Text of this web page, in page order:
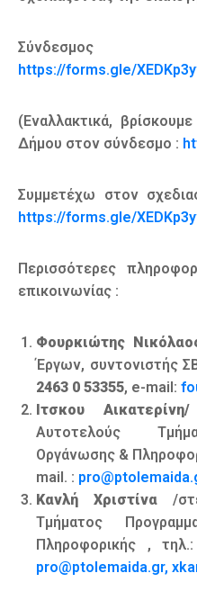
https://forms.gle/
(Εναλλακτικά,
Δήμου στον σύνδεσμο :
Συμμετέχω στον
https://forms.gle/
Περισσότερες
επικοινωνίας :
Φουρκιώτης
Έργων, συντονιστής
2463 0 53355, e-mail:
Ιτσκου Αικατερίνη/
Αυτοτελούς
Οργάνωσης &
mail. :
Κανλή Χριστίνα /
Τμήματος
Πληροφορικής , τηλ.:
pro@ptolemaida.gr,